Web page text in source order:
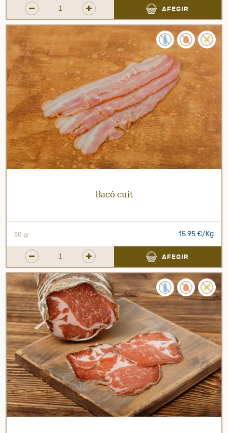
AFEGIR
Bacó cuit
50 gr 15.95 €/Kg
AFEGIR